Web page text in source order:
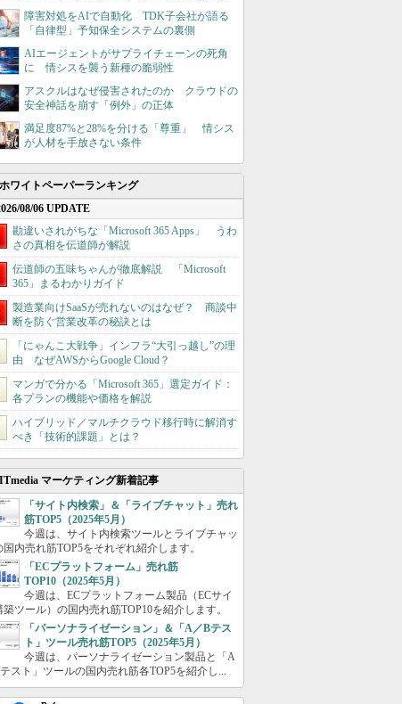
障害対処をAIで自動化 TDK子会社が語る
「自律型」予知保全システムの裏側
AIエージェントがサプライチェーンの死角
に 情シスを襲う新種の脆弱性
アスクルはなぜ侵害されたのか クラウドの
安全神話を崩す「例外」の正体
満足度87%と28%を分ける「尊重」 情シス
が人材を手放さない条件
ホワイトペーパーランキング
08/06 UPDATE
勘違いされがちな「Microsoft 365 Apps」 うわ
さの真相を伝道師が解説
伝道師の五味ちゃんが徹底解説 「Microsoft
365」まるわかりガイド
製造業向けSaaSが売れないのはなぜ？ 商談中
断を防ぐ営業改革の秘訣とは
「にゃんこ大戦争」インフラ“大引っ越し”の理
由 なぜAWSからGoogle Cloud？
マンガで分かる「Microsoft 365」選定ガイド：
各プランの機能や価格を解説
ハイブリッド／マルチクラウド移行時に解消す
べき「技術的課題」とは？
ITmedia マーケティング新着記事
「サイト内検索」＆「ライブチャット」売れ
筋TOP5（2025年5月）
今週は、サイト内検索ツールとライブチャッ
国内売れ筋TOP5をそれぞれ紹介します。
「ECプラットフォーム」売れ筋
TOP10（2025年5月）
今週は、ECプラットフォーム製品（ECサイ
築ツール）の国内売れ筋TOP10を紹介します。
「パーソナライゼーション」＆「A／Bテス
ト」ツール売れ筋TOP5（2025年5月）
今週は、パーソナライゼーション製品と「A
スト」ツールの国内売れ筋各TOP5を紹介し...